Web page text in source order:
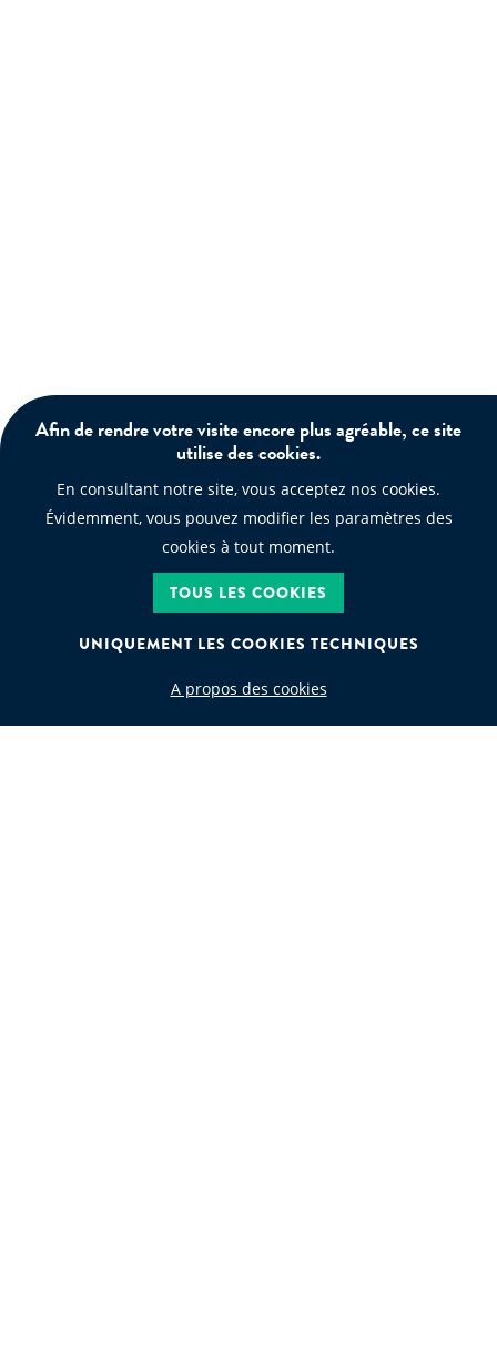
Afin de rendre votre visite encore plus agréable, ce site
utilise des cookies.
En consultant notre site, vous acceptez nos cookies.
Évidemment, vous pouvez modifier les paramètres des
cookies à tout moment.
TOUS LES COOKIES
UNIQUEMENT LES COOKIES TECHNIQUES
A propos des cookies